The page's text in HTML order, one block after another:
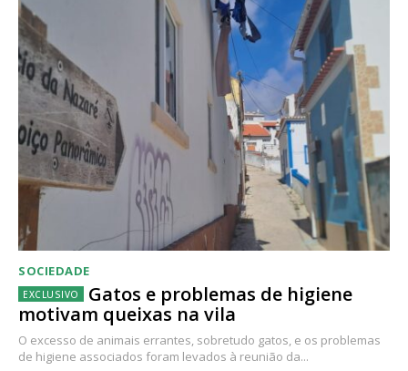
SOCIEDADE
Gatos e problemas de higiene
motivam queixas na vila
O excesso de animais errantes, sobretudo gatos, e os problemas
de higiene associados foram levados à reunião da...